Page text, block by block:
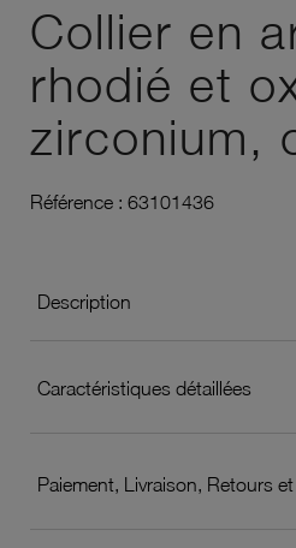
Collier en
rhodié et
zirconium,
Référence : 63101436
Description
Caractéristiques détaillées
Paiement, Livraison, Retours